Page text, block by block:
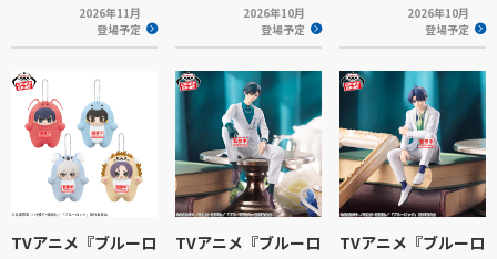
2026年11月
登場予定
2026年10月
登場予定
2026年10月
登場予定
TVアニメ『ブルーロ
TVアニメ『ブルーロ
TVアニメ『ブルーロ